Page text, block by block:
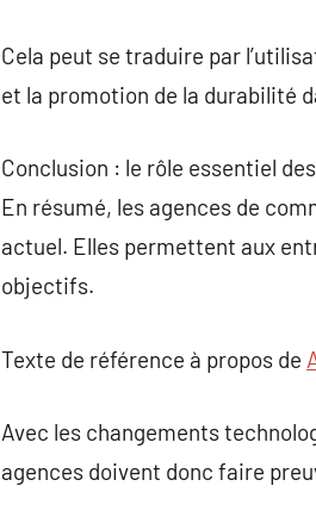
Cela peut se traduire par
et la promotion de la durabilité
Conclusion : le rôle essentiel
En résumé, les agences de
actuel. Elles permettent aux
objectifs.
Texte de référence à propos de
Avec les changements
agences doivent donc faire